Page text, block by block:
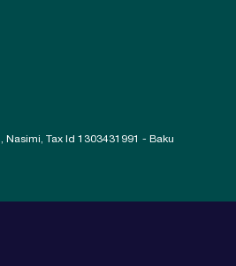
Nasimi, Tax Id 1303431991 - Baku